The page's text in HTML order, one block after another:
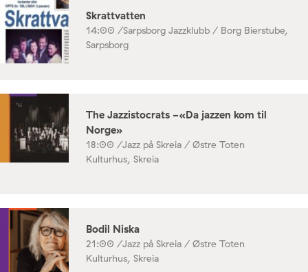
Skrattvatten
14:00 /Sarpsborg Jazzklubb / Borg Bierstube,
Sarpsborg
The Jazzistocrats -«Da jazzen kom til
Norge»
18:00 /Jazz på Skreia / Østre Toten
Kulturhus, Skreia
Bodil Niska
21:00 /Jazz på Skreia / Østre Toten
Kulturhus, Skreia